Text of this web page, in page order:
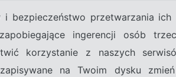
bezpieczeństwo przetwarzania ich
ingerencji osób
korzystanie z naszych
na Twoim dysku